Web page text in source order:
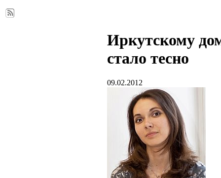
Иркутскому
стало тесно
09.02.2012